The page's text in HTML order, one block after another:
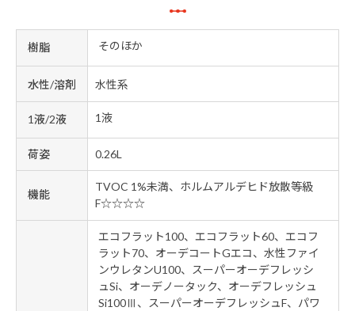
樹脂 そのほか
水性/溶剤 水性系
1液/2液 1液
荷姿 0.26L
機能
TVOC 1%未満、ホルムアルデヒド放散等級
F☆☆☆☆
エコフラット100、エコフラット60、エコフ
ラット70、オーデコートGエコ、水性ファイ
ンウレタンU100、スーパーオーデフレッシ
ュSi、オーデノータック、オーデフレッシュ
Si100Ⅲ、スーパーオーデフレッシュF、パワ